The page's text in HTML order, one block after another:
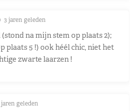
3 jaren geleden
na mijn stem op plaats 2);
plaats 5 !) ook héél chic, niet het
zwarte laarzen !
jaren geleden